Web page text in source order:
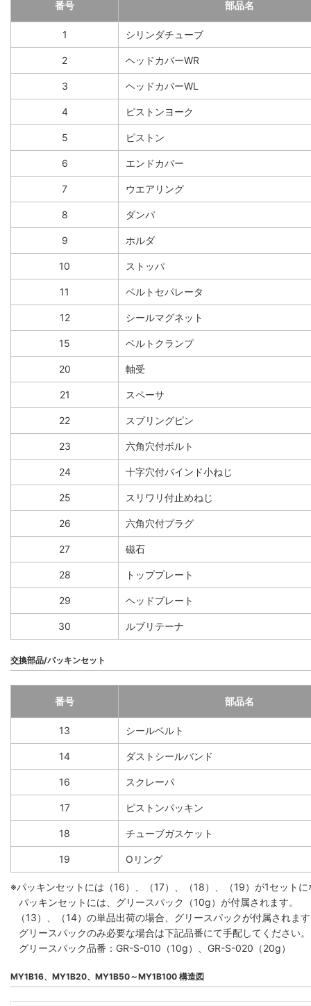
番号 部品名
1 シリンダチューブ
2 ヘッドカバーWR
3 ヘッドカバーWL
4 ピストンヨーク
5 ピストン
6 エンドカバー
7 ウエアリング
8 ダンパ
9 ホルダ
10 ストッパ
11 ベルトセパレータ
12 シールマグネット
15 ベルトクランプ
20 軸受
21 スペーサ
22 スプリングピン
23 六角穴付ボルト
24 十字穴付バインド小ねじ
25 スリワリ付止めねじ
26 六角穴付プラグ
27 磁石
28 トッププレート
29 ヘッドプレート
30 ルブリテーナ
交換部品/パッキンセット
番号 部品名
13 シールベルト
14 ダストシールバンド
16 スクレーパ
17 ピストンパッキン
18 チューブガスケット
19 Oリング
※パッキンセットには（16）、（17）、（18）、（19）が1セット
パッキンセットには、グリースパック（10g）が付属されます。
（13）、（14）の単品出荷の場合、グリースパックが付属されま
グリースパックのみ必要な場合は下記品番にて手配してください。
グリースパック品番：GR-S-010（10g）、GR-S-020（20g）
MY1B16、MY1B20、MY1B50～MY1B100 構造図